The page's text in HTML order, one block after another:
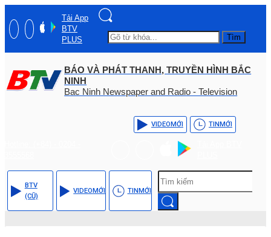
Tải App
BTV
PLUS
Tìm
BÁO VÀ PHÁT THANH, TRUYỀN HÌNH BẮC
NINH
Bac Ninh Newspaper and Radio - Television
VIDEOMỚI TINMỚI
BTV
(CŨ)
VIDEOMỚI TINMỚI